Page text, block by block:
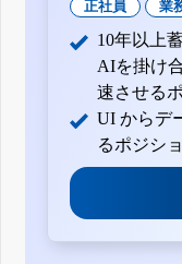
正社員 業
10年以上
AIを掛け
速させる
UI からデ
るポジシ